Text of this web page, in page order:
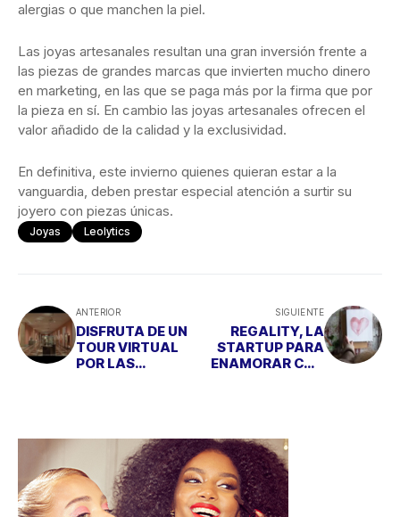
alergias o que manchen la piel.
Las joyas artesanales resultan una gran inversión frente a
las piezas de grandes marcas que invierten mucho dinero
en marketing, en las que se paga más por la firma que por
la pieza en sí. En cambio las joyas artesanales ofrecen el
valor añadido de la calidad y la exclusividad.
En definitiva, este invierno quienes quieran estar a la
vanguardia, deben prestar especial atención a surtir su
joyero con piezas únicas.
Joyas Leolytics
ANTERIOR
DISFRUTA DE UN
TOUR VIRTUAL
POR LAS
SIGUIENTE
REGALITY, LA
STARTUP PARA
ENAMORAR CON